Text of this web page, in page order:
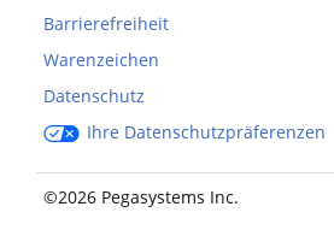
Barrierefreiheit
Warenzeichen
Datenschutz
Ihre Datenschutzpräferenzen
©2026 Pegasystems Inc.